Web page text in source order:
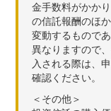
金手数料がかか
の信託報酬のほ
変動するもので
異なりますので
入される際は、
確認ください。
＜その他＞